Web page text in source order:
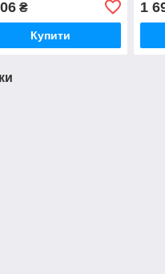
₴
Купити
1